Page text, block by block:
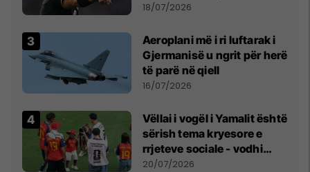
18/07/2026
Aeroplani më i ri luftarak i
Gjermanisë u ngrit për herë
të parë në qiell
16/07/2026
Vëllai i vogël i Yamalit është
sërish tema kryesore e
rrjeteve sociale - vodhi
vëmendjen pas finales së
20/07/2026